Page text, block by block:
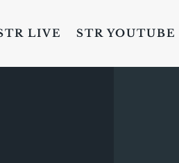
LIVE STR YOUTUBE